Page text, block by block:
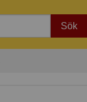
Sök